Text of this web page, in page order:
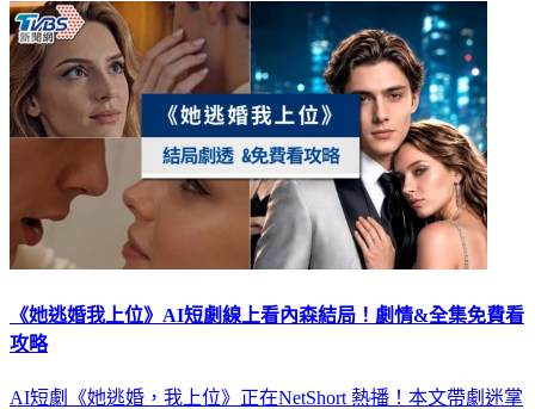
《她逃婚我上位》AI短劇線上看內森結局！劇情&全集免費看
攻略
AI短劇《她逃婚，我上位》正在NetShort 熱播！本文帶劇迷掌